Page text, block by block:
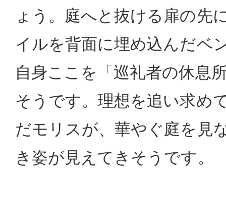
ょう。庭へと抜ける扉の先
イルを背面に埋め込んだベ
自身ここを「巡礼者の休息
そうです。理想を追い求め
だモリスが、華やぐ庭を見
き姿が見えてきそうです。